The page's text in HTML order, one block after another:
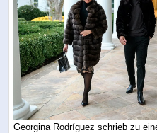
Georgina Rodríguez schrieb zu